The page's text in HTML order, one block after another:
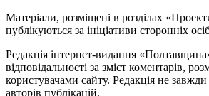
Матеріали, розміщені в розділах
публікуються за ініціативи сторонніх
Редакція інтернет-видання
відповідальності за зміст коментарів,
користувачами сайту. Редакція не
авторів публікацій.